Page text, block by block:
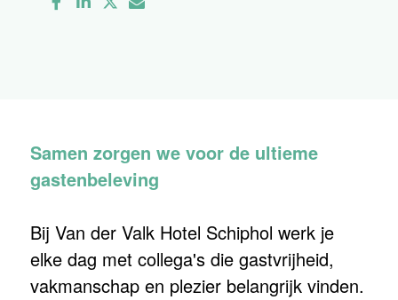
Samen zorgen we voor de ultieme
gastenbeleving
Bij Van der Valk Hotel Schiphol werk je
elke dag met collega's die gastvrijheid,
vakmanschap en plezier belangrijk vinden.